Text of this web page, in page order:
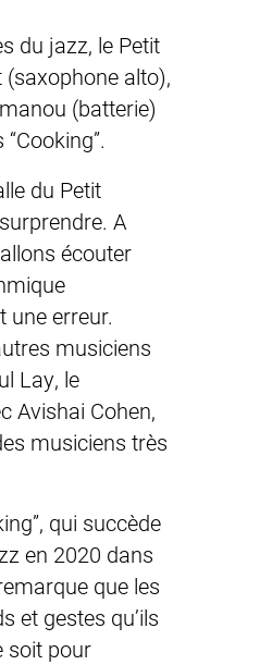
du jazz, le Petit
alto),
(batterie)
du Petit
A
écouter
une erreur.
musiciens
Lay, le
Avishai Cohen,
musiciens très
qui succède
en 2020 dans
que les
et gestes qu’ils
soit pour